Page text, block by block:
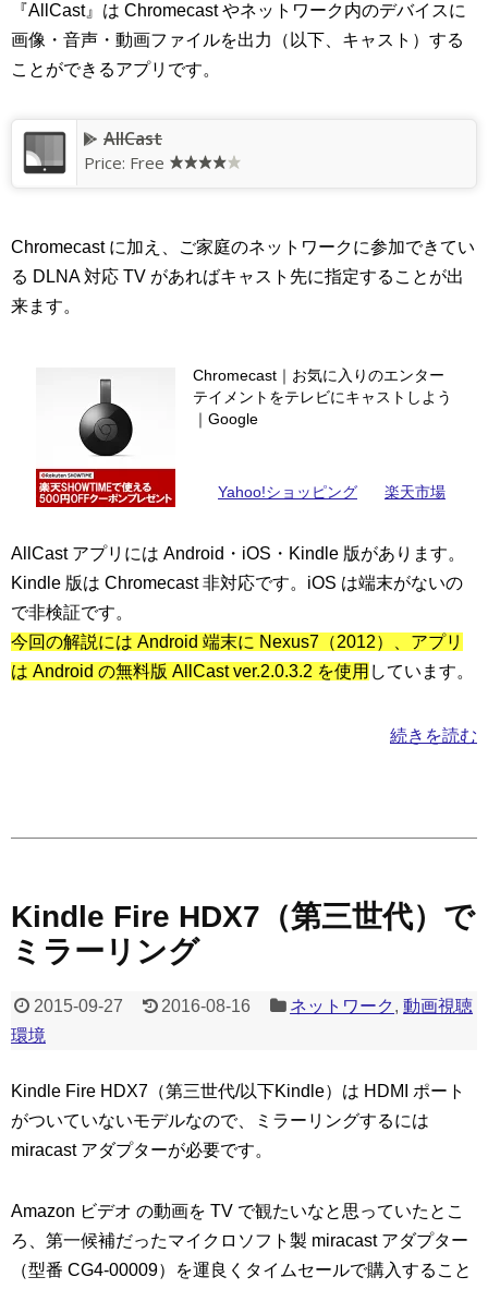
『AllCast』は Chromecast やネットワーク内のデバイスに
画像・音声・動画ファイルを出力（以下、キャスト）する
ことができるアプリです。
AllCast
Price: Free
Chromecast に加え、ご家庭のネットワークに参加できてい
る DLNA 対応 TV があればキャスト先に指定することが出
来ます。
Chromecast｜お気に入りのエンター
テイメントをテレビにキャストしよう
｜Google
Yahoo!ショッピング 楽天市場
AllCast アプリには Android・iOS・Kindle 版があります。
Kindle 版は Chromecast 非対応です。iOS は端末がないの
で非検証です。
今回の解説には Android 端末に Nexus7（2012）、アプリ
は Android の無料版 AllCast ver.2.0.3.2 を使用 しています。
続きを読む
Kindle Fire HDX7（第三世代）で
ミラーリング
2015-09-27 2016-08-16 ネットワーク ,動画視聴
環境
Kindle Fire HDX7（第三世代/以下Kindle）は HDMI ポート
がついていないモデルなので、ミラーリングするには
miracast アダプターが必要です。
Amazon ビデオ の動画を TV で観たいなと思っていたとこ
ろ、第一候補だったマイクロソフト製 miracast アダプター
（型番 CG4-00009）を運良くタイムセールで購入すること